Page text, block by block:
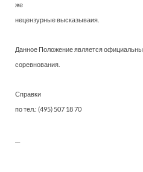
же
нецензурные высказываия.
Данное Положение является
соревнования.
Справки
по тел.: (495) 507 18 70